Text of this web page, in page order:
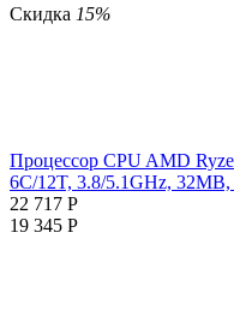
Скидка 15%
Процессор CPU AMD
6C/12T, 3.8/5.1GHz, 32MB,
22 717 Р
19 345 Р